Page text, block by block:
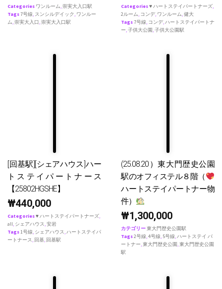
Categories ワンルーム,崇実大入口駅
Tags7号線, スンシルデイック , ワンルー
ム,崇実大入口,崇実大入口駅
Categories♥ ハートステイパートナーズ,
2ルーム, コンデ, ワンルーム,健大
Tags7号線, コンデ,ハートステイパートナ
ー,子供大公園 ,子供大公園駅
[回基駅][シェアハウス]ハー
トステイパートナース
【25802HGSHE】
₩440,000
Categories♥ ハートステイパートナーズ,
all, シェアハウス,安岩
Tags1号線, シェアハウス,ハートステイパ
ートナース, 回基, 回基駅
(25.08.20）東大門歴史公園
駅のオフィステル８階（
ハートステイパートナー物
件）
₩1,300,000
カテゴリー東大門歴史公園駅
Tags2号線,4号線, 5号線,ハートステイ パ
ートナー,東大門歴史公園 ,東大門歴史公園
駅